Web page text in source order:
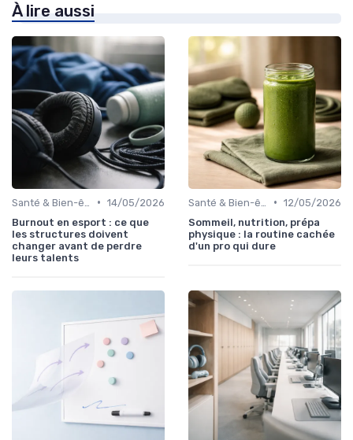
À lire aussi
• 14/05/2026
Burnout en esport : ce que
les structures doivent
changer avant de perdre
leurs talents
• 12/05/2026
Sommeil, nutrition, prépa
physique : la routine cachée
d'un pro qui dure